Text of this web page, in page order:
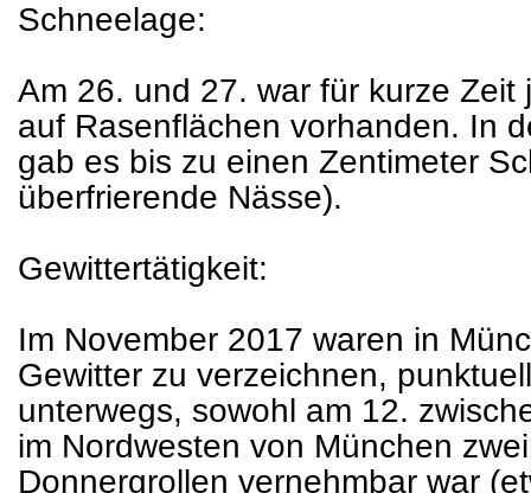
Schneelage:
Am 26. und 27. war für kurze
auf Rasenflächen vorhanden. In
gab es bis zu einen Zentimeter
überfrierende Nässe).
Gewittertätigkeit:
Im November 2017 waren in
Gewitter zu verzeichnen,
unterwegs, sowohl am 12.
im Nordwesten von München
Donnergrollen vernehmbar war